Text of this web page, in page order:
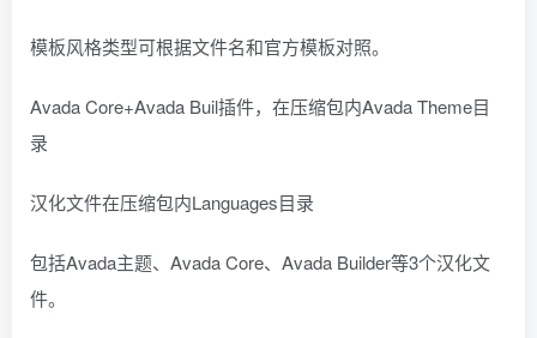
模板风格类型可根据文件名和官方模板对照。
Avada Core+Avada Buil插件，在压缩包内Avada Theme目
录
汉化文件在压缩包内Languages目录
包括Avada主题、Avada Core、Avada Builder等3个汉化文
件。